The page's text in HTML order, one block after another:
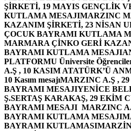
ŞİRKETİ, 19 MAYIS GENÇLİK
KUTLAMA MESAJIMARZINC
KAZANIM ŞİRKETİ, 23 NİSAN
ÇOCUK BAYRAMI KUTLAMA
MARMARA ÇİNKO GERİ
BAYRAMI KUTLAMA MESAJI
PLATFORMU Üniversite
A.Ş , 10 KASIM ATATÜRK’Ü
10 Kasım mesajıMARZINC A.Ş ,
BAYRAMI MESAJIYENİCE
Ş.SERTAŞ KARAKAŞ, 29 EKİM
BAYRAMI MESAJI MARZINC
BAYRAMI KUTLAMA MESAJI
BAYRAMI KUTLAMASI